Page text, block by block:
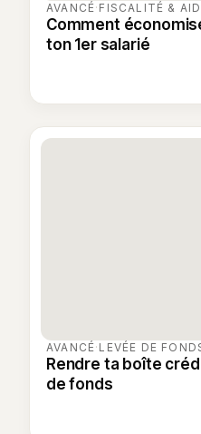
AVANCÉ· FISCALITÉ &
Comment
ton 1er salarié
AVANCÉ· LEVÉE DE
Rendre ta boîte
de fonds